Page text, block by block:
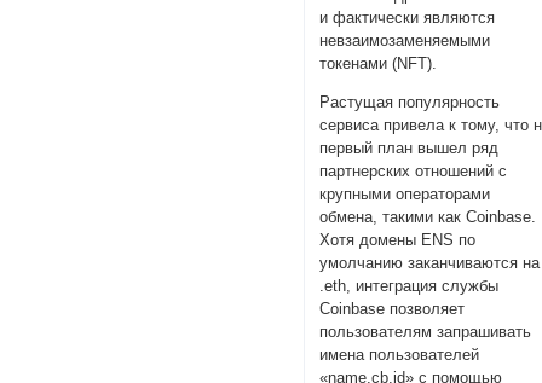
и фактически являются
невзаимозаменяемыми
токенами (NFT).
Растущая популярность
сервиса привела к тому, что
первый план вышел ряд
партнерских отношений с
крупными операторами
обмена, такими как Coinbase.
Хотя домены ENS по
умолчанию заканчиваются на
.eth, интеграция службы
Coinbase позволяет
пользователям запрашивать
имена пользователей
«name.cb.id» с помощью